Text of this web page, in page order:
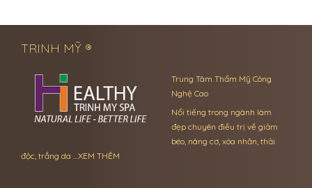
TRINH MỸ ®
Trung Tâm Thẩm Mỹ Công
Nghệ Cao
Nổi tiếng trong ngành làm
đẹp chuyên điều trị về giảm
béo, nâng cơ, xóa nhăn, thải
độc, trắng da …XEM THÊM